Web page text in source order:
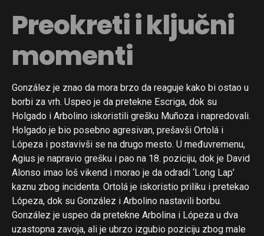
Preokreti i ključni
momenti
González je znao da mora brzo da reaguje kako bi ostao u
borbi za vrh. Uspeo je da pretekne Escriga, dok su
Holgado i Arbolino iskoristili grešku Muñoza i napredovali.
Holgado je bio posebno agresivan, prešavši Ortolá i
Lópeza i postavivši se na drugo mesto. U međuvremenu,
Agius je napravio grešku i pao na 18. poziciju, dok je David
Alonso imao loš vikend i morao je da odradi ‘Long Lap’
kaznu zbog incidenta. Ortolá je iskoristio priliku i pretekao
Lópeza, dok su González i Arbolino nastavili borbu.
González je uspeo da pretekne Arbolina i Lópeza u dva
uzastopna zavoja, ali je ubrzo izgubio poziciju zbog male